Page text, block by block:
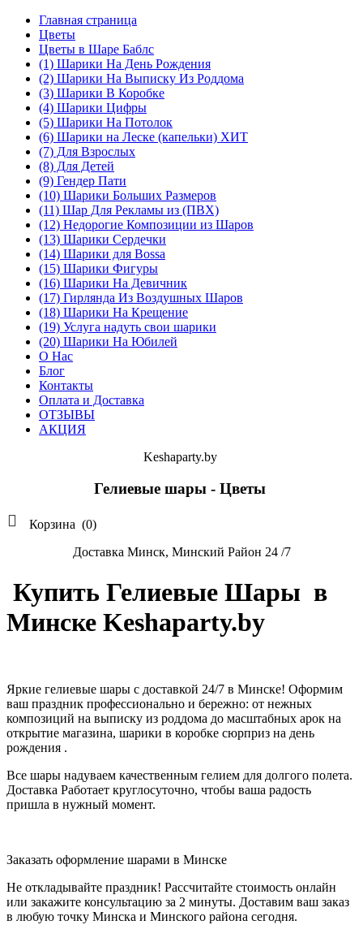
Главная страница
Цветы
Цветы в Шаре Баблс
(1) Шарики На День Рождения
(2) Шарики На Выписку Из Роддома
(3) Шарики В Коробке
(4) Шарики Цифры
(5) Шарики На Потолок
(6) Шарики на Леске (капельки) ХИТ
(7) Для Взрослых
(8) Для Детей
(9) Гендер Пати
(10) Шарики Больших Размеров
(11) Шар Для Рекламы из (ПВХ)
(12) Недорогие Композиции из Шаров
(13) Шарики Сердечки
(14) Шарики для Воssa
(15) Шарики Фигуры
(16) Шарики На Девичник
(17) Гирлянда Из Воздушных Шаров
(18) Шарики На Крещение
(19) Услуга надуть свои шарики
(20) Шарики На Юбилей
О Нас
Блог
Контакты
Оплата и Доставка
ОТЗЫВЫ
АКЦИЯ
Keshaparty.by
Гелиевые шары - Цветы
 Корзина (0)
Доставка Минск, Минский Район 24 /7
Купить Гелиевые Шары в
Минске Keshaparty.by
Яркие гелиевые шары с доставкой 24/7 в Минске! Оформим
ваш праздник профессионально и бережно: от нежных
композиций на выписку из роддома до масштабных арок на
открытие магазина, шарики в коробке сюрприз на день
рождения .
Все шары надуваем качественным гелием для долгого полета.
Доставка Работает круглосуточно, чтобы ваша радость
пришла в нужный момент.
Заказать оформление шарами в Минске
Не откладывайте праздник! Рассчитайте стоимость онлайн
или закажите консультацию за 2 минуты. Доставим ваш заказ
в любую точку Минска и Минского района сегодня.